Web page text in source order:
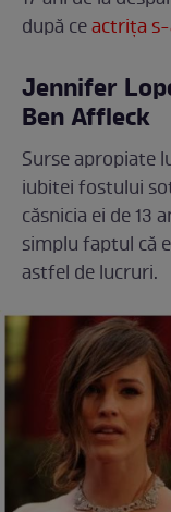
după ceactrița
Jennifer
Ben Affleck
Surse apropiate
iubitei fostului
căsnicia ei de 13
simplu faptul că
astfel de lucruri.